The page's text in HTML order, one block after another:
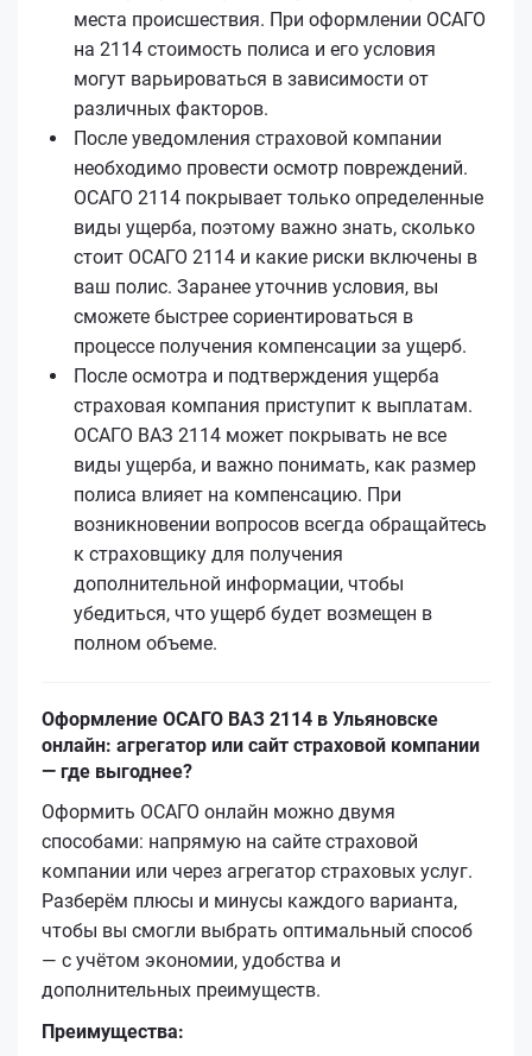
места происшествия. При оформлении ОСАГО
на 2114 стоимость полиса и его условия
могут варьироваться в зависимости от
различных факторов.
После уведомления страховой компании
необходимо провести осмотр повреждений.
ОСАГО 2114 покрывает только определенные
виды ущерба, поэтому важно знать, сколько
стоит ОСАГО 2114 и какие риски включены в
ваш полис. Заранее уточнив условия, вы
сможете быстрее сориентироваться в
процессе получения компенсации за ущерб.
После осмотра и подтверждения ущерба
страховая компания приступит к выплатам.
ОСАГО ВАЗ 2114 может покрывать не все
виды ущерба, и важно понимать, как размер
полиса влияет на компенсацию. При
возникновении вопросов всегда обращайтесь
к страховщику для получения
дополнительной информации, чтобы
убедиться, что ущерб будет возмещен в
полном объеме.
Оформление ОСАГО ВАЗ 2114 в Ульяновске
онлайн: агрегатор или сайт страховой компании
— где выгоднее?
Оформить ОСАГО онлайн можно двумя
способами: напрямую на сайте страховой
компании или через агрегатор страховых услуг.
Разберём плюсы и минусы каждого варианта,
чтобы вы смогли выбрать оптимальный способ
— с учётом экономии, удобства и
дополнительных преимуществ.
Преимущества: